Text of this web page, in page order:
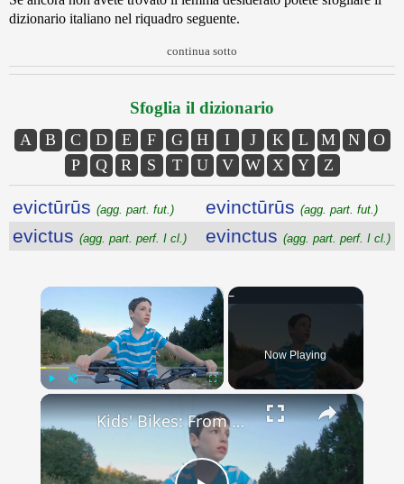
dizionario italiano nel riquadro seguente.
continua sotto
Sfoglia il dizionario
A B C D E F G H I J K L M N
O
P
Q R S T U V W X Y Z
evictūrūs (agg. part. fut.) evinctūrūs (agg. part. fut.)
evictus (agg. part. perf. I cl.) evinctus (agg. part. perf. I cl.)
×
Now Playing
×
Kids' Bikes: From Training Wheels to Freewheeling Fun